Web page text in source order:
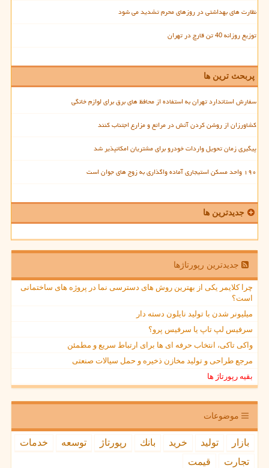
نظارت های بهداشتی در روزهای محرم تشدید می شود
توزیع روزانه 40 تن قارچ در تهران
پربحث ترین ها
سفارش استاندارد تهران به استفاده از محافظ های برق برای لوازم خانگی
کشاورزان از روشن کردن آتش در مراتع و مزارع اجتناب کنند
پیگیری زمان تحویل واردات خودرو برای مشتریان امکانپذیر شد
۱۹۰ واحد مسکن استیجاری آماده واگذاری به زوج های جوان است
جدیدترین ها
جدیدترین رپورتاژها
چرا کلایمر یکی از بهترین روش های دسترسی نما در پروژه های ساختمانی
است؟
میلیونر شدن با تولید نایلون دسته دار
سرفیس لپ تاپ یا سرفیس پرو؟
واکی تاکی، انتخاب حرفه ای ها برای ارتباط سریع و مطمئن
مرجع طراحی و تولید مخازن ذخیره و حمل سیالات صنعتی
بقیه رپورتاژ ها
موضوعات
بازار تولید خرید بانك رپورتاژ توسعه
خدمات
تجارت
قیمت